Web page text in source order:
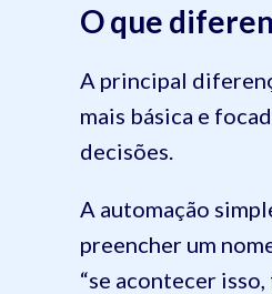
O que
A principal
mais básica e
decisões.
A automação
preencher um
“se acontecer